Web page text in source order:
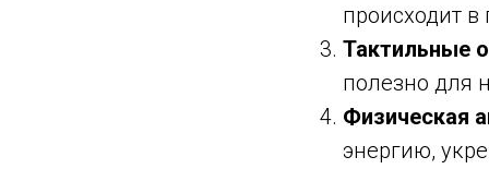
происходит
Тактильные
полезно для
Физическая
энергию,